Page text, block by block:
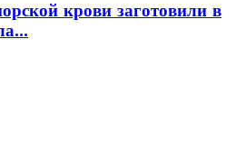
крови заготовили в